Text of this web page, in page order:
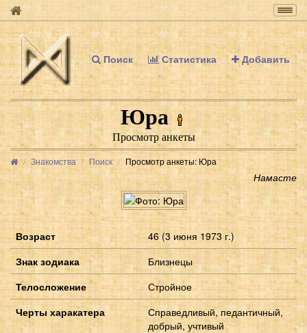
Поиск Статистика Добавить
Юра
Просмотр анкеты
Знакомства Поиск Просмотр анкеты: Юра
Намасте
Возраст
46 (3 июня 1973 г.)
Знак зодиака
Близнецы
Телосложение
Стройное
Черты харакатера
Справедливый, педантичный,
добрый, учтивый